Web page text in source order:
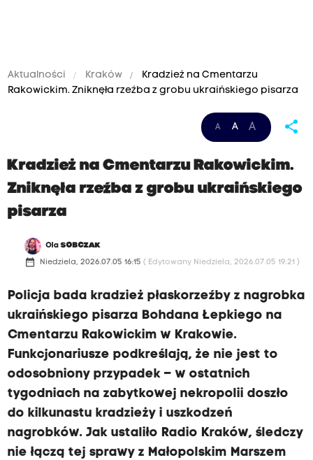
Aktualności Kraków
Kradzież na Cmentarzu
Rakowickim. Zniknęła rzeźba z grobu ukraińskiego pisarza
A A A share
Kradzież na Cmentarzu Rakowickim.
Zniknęła rzeźba z grobu ukraińskiego
pisarza
OlaSOBCZAK
date_range Niedziela, 2026.07.05 16:15 ( Edytowany Niedziela, 2026.07.05 19:21 )
Policja bada kradzież płaskorzeźby z nagrobka
ukraińskiego pisarza Bohdana Łepkiego na
Cmentarzu Rakowickim w Krakowie.
Funkcjonariusze podkreślają, że nie jest to
odosobniony przypadek – w ostatnich
tygodniach na zabytkowej nekropolii doszło
do kilkunastu kradzieży i uszkodzeń
nagrobków. Jak ustaliło Radio Kraków, śledczy
nie łączą tej sprawy z Małopolskim Marszem